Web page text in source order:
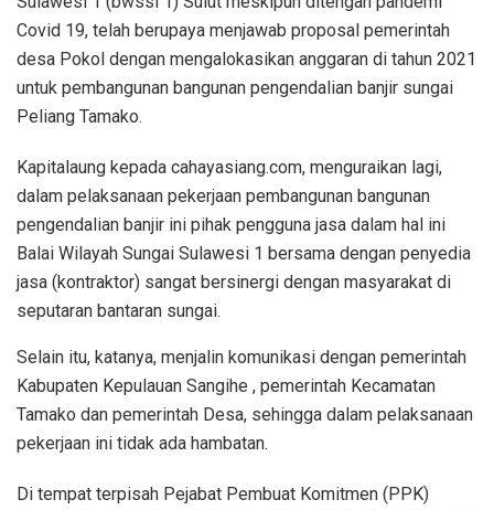
Covid 19, telah berupaya menjawab proposal pemerintah
desa Pokol dengan mengalokasikan anggaran di tahun 2021
untuk pembangunan bangunan pengendalian banjir sungai
Peliang Tamako.
Kapitalaung kepada cahayasiang.com, menguraikan lagi,
dalam pelaksanaan pekerjaan pembangunan bangunan
pengendalian banjir ini pihak pengguna jasa dalam hal ini
Balai Wilayah Sungai Sulawesi 1 bersama dengan penyedia
jasa (kontraktor) sangat bersinergi dengan masyarakat di
seputaran bantaran sungai.
Selain itu, katanya, menjalin komunikasi dengan pemerintah
Kabupaten Kepulauan Sangihe , pemerintah Kecamatan
Tamako dan pemerintah Desa, sehingga dalam pelaksanaan
pekerjaan ini tidak ada hambatan.
Di tempat terpisah Pejabat Pembuat Komitmen (PPK)